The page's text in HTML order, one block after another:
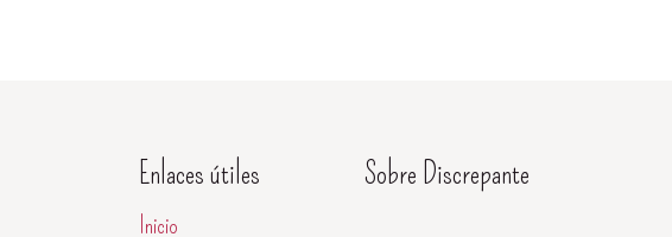
Enlaces útiles
Inicio
Sobre Discrepante